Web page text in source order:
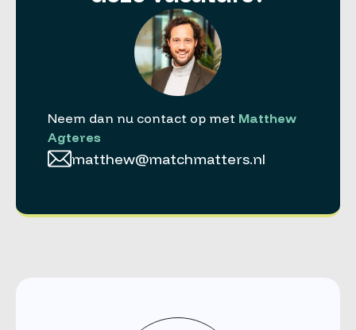
Neem dan nu contact op met Matthew
Agteres
matthew@matchmatters.nl